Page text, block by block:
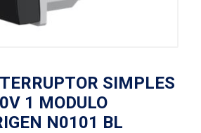
SIMPLES
1 MODULO
N0101 BL